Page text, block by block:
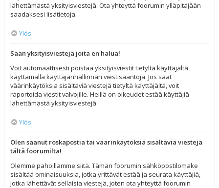
lähettämästä yksityisviestejä. Ota yhteyttä foorumin ylläpitäjään
saadaksesi lisätietoja.
Ylös
Saan yksityisviestejä joita en halua!
Voit automaattisesti poistaa yksityisviestit tietyltä käyttäjältä
käyttämällä käyttäjänhallinnan viestisääntöjä. Jos saat
väärinkäytöksiä sisältäviä viestejä tietyltä käyttäjältä, voit
raportoida viestit valvojille. Heillä on oikeudet estää käyttäjiä
lähettämästä yksityisviestejä.
Ylös
Olen saanut roskapostia tai väärinkäytöksiä sisältäviä viestejä
tältä foorumilta!
Olemme pahoillamme siitä. Tämän foorumin sähköpostilomake
sisältää ominaisuuksia, jotka yrittävät estää ja seurata käyttäjiä,
jotka lähettävät sellaisia viestejä, joten ota yhteyttä foorumin